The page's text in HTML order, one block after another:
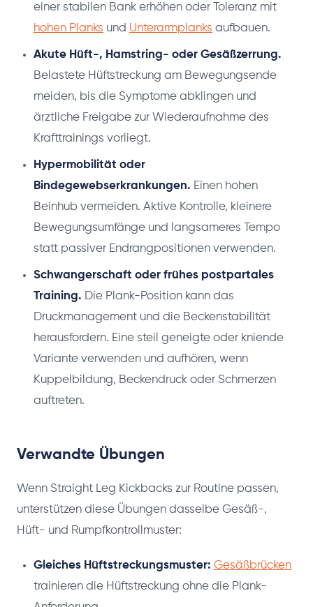
einer stabilen Bank erhöhen oder Toleranz mit
hohen Planks und Unterarmplanks aufbauen.
Akute Hüft-, Hamstring- oder Gesäßzerrung.
Belastete Hüftstreckung am Bewegungsende
meiden, bis die Symptome abklingen und
ärztliche Freigabe zur Wiederaufnahme des
Krafttrainings vorliegt.
Hypermobilität oder
Bindegewebserkrankungen. Einen hohen
Beinhub vermeiden. Aktive Kontrolle, kleinere
Bewegungsumfänge und langsameres Tempo
statt passiver Endrangpositionen verwenden.
Schwangerschaft oder frühes postpartales
Training. Die Plank-Position kann das
Druckmanagement und die Beckenstabilität
herausfordern. Eine steil geneigte oder kniende
Variante verwenden und aufhören, wenn
Kuppelbildung, Beckendruck oder Schmerzen
auftreten.
Verwandte Übungen
Wenn Straight Leg Kickbacks zur Routine passen,
unterstützen diese Übungen dasselbe Gesäß-,
Hüft- und Rumpfkontrollmuster:
Gleiches Hüftstreckungsmuster: Gesäßbrücken
trainieren die Hüftstreckung ohne die Plank-